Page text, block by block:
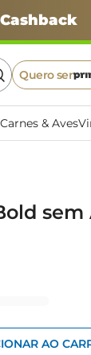
Quero ser
Carnes & Aves
AO